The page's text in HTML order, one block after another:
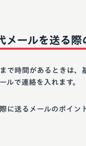
メールを送る際
で時間があるときは、
ルで連絡を入れます。
に送るメールのポイン